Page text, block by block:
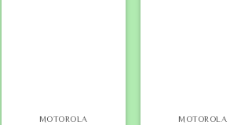
MOTOROLA MOTOROLA